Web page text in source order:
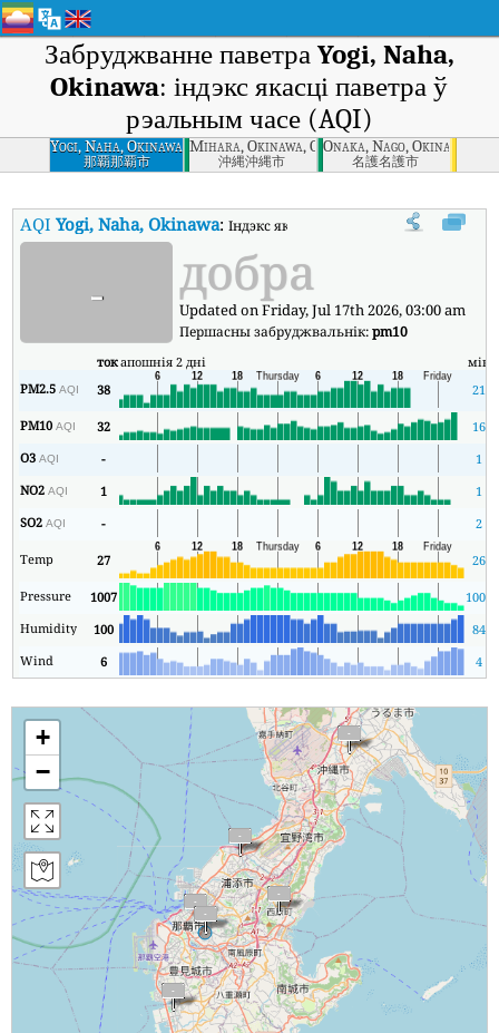
Забруджванне паветраYogi, Naha,
Okinawa: індэкс якасці паветра ў
рэальным часе (AQI)
Yogi, Naha, Okinawa
那覇那覇市
Mihara, Okinawa, Okinawa
沖縄沖縄市
Onaka, Nago, Okinawa
名護名護市
AQIYogi, Naha, Okinawa:Індэкс якасці паветра Yogi, Naha,
- добра
Updated on Friday, Jul 17th 2026, 03:00 am
Першасны забруджвальнік:pm10
токапошнія 2 дні мін
PM2.5AQI 38 21
PM10AQI 32
16
O3AQI -
1
NO2AQI 1
1
SO2AQI - 2
Temp 27 26
Pressure 1007 1007
Humidity
100
84
Wind
6 4
+
−